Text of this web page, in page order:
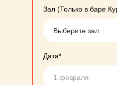
Дата*
Зал (Только в баре